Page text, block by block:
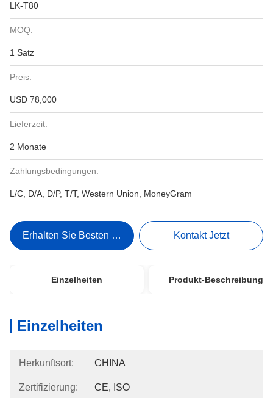
LK-T80
MOQ:
1 Satz
Preis:
USD 78,000
Lieferzeit:
2 Monate
Zahlungsbedingungen:
L/C, D/A, D/P, T/T, Western Union, MoneyGram
Erhalten Sie Besten Preis Kontakt Jetzt
Einzelheiten Produkt-Beschreibung
Einzelheiten
Herkunftsort: CHINA
Zertifizierung: CE, ISO